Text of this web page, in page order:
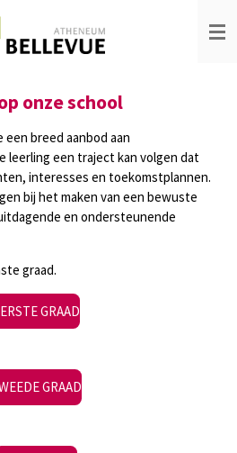
onze school
breed aanbod aan
leerling een traject kan volgen dat
interesses en toekomstplannen.
bij het maken van een bewuste
en ondersteunende
graad.
GRAAD
GRAAD